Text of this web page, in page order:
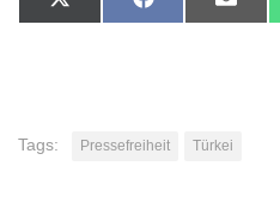
Share
on
Share
on
Share
on
Tags: Pressefreiheit Türkei